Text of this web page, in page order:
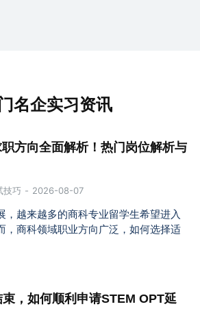
名企实习资讯
方向全面解析！热门岗位解析与
技巧 2026-08-07
，越来越多的商科专业留学生希望进入
，商科领域职业方向广泛，如何选择适
，如何顺利申请STEM OPT延